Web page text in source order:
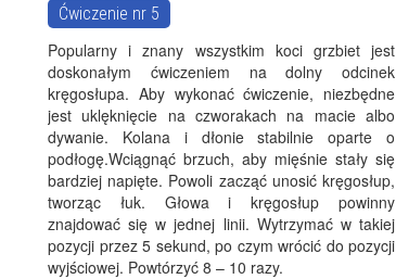
Ćwiczenie nr 5
Popularny i znany wszystkim koci grzbiet jest
doskonałym ćwiczeniem na dolny odcinek
kręgosłupa. Aby wykonać ćwiczenie, niezbędne
jest uklęknięcie na czworakach na macie albo
dywanie. Kolana i dłonie stabilnie oparte o
podłogę.Wciągnąć brzuch, aby mięśnie stały się
bardziej napięte. Powoli zacząć unosić kręgosłup,
tworząc łuk. Głowa i kręgosłup powinny
znajdować się w jednej linii. Wytrzymać w takiej
pozycji przez 5 sekund, po czym wrócić do pozycji
wyjściowej. Powtórzyć 8 – 10 razy.